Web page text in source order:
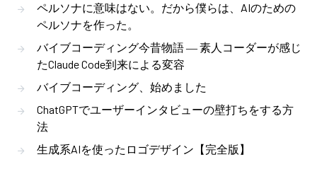
ペルソナに意味はない。だから僕らは、AIのための
ペルソナを作った。
バイブコーディング今昔物語 ― 素人コーダーが感じ
たClaude Code到来による変容
バイブコーディング、始めました
ChatGPTでユーザーインタビューの壁打ちをする方
法
生成系AIを使ったロゴデザイン【完全版】